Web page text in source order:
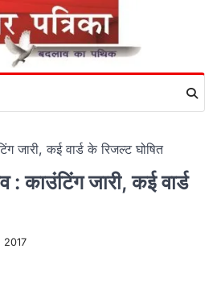
जारी, कई वार्ड के रिजल्ट घोषित
: काउंटिंग जारी, कई वार्ड
2017